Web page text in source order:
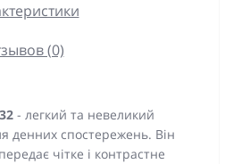
(0)
- легкий та невеликий
денних спостережень. Він
чітке і контрастне